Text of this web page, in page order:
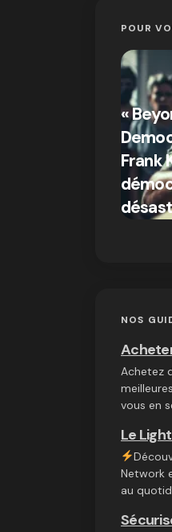
POUR
«
Frank
NOS
Achetez
vous en
Le
Network
au